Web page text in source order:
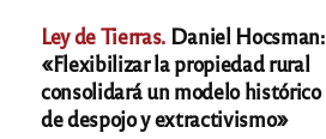
Ley de Tierras. Daniel Hocsman:
«Flexibilizar la propiedad rural
consolidará un modelo histórico
de despojo y extractivismo»